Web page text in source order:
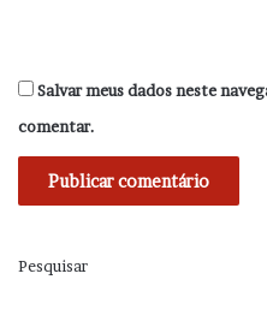
Salvar meus dados neste
comentar.
Pesquisar